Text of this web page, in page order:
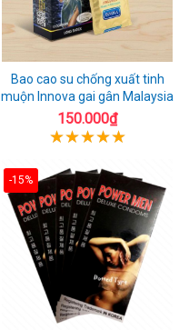
Bao cao su chống xuất tinh
muộn Innova gai gân Malaysia
150.000₫
-15%